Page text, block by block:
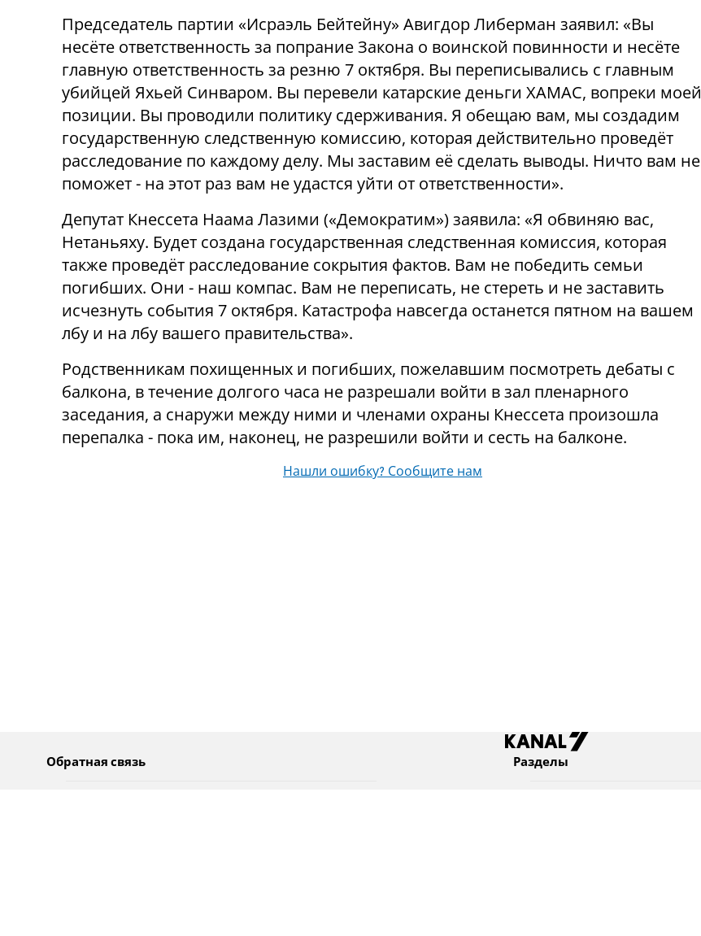
Председатель партии «Исраэль Бейтейну» Авигдор Либерман заявил: «Вы
несёте ответственность за попрание Закона о воинской повинности и несёте
главную ответственность за резню 7 октября. Вы переписывались с главным
убийцей Яхьей Синваром. Вы перевели катарские деньги ХАМАС, вопреки моей
позиции. Вы проводили политику сдерживания. Я обещаю вам, мы создадим
государственную следственную комиссию, которая действительно проведёт
расследование по каждому делу. Мы заставим её сделать выводы. Ничто вам не
поможет - на этот раз вам не удастся уйти от ответственности».
Депутат Кнессета Наама Лазими («Демократим») заявила: «Я обвиняю вас,
Нетаньяху. Будет создана государственная следственная комиссия, которая
также проведёт расследование сокрытия фактов. Вам не победить семьи
погибших. Они - наш компас. Вам не переписать, не стереть и не заставить
исчезнуть события 7 октября. Катастрофа навсегда останется пятном на вашем
лбу и на лбу вашего правительства».
Родственникам похищенных и погибших, пожелавшим посмотреть дебаты с
балкона, в течение долгого часа не разрешали войти в зал пленарного
заседания, а снаружи между ними и членами охраны Кнессета произошла
перепалка - пока им, наконец, не разрешили войти и сесть на балконе.
Нашли ошибку? Сообщите нам
Обратная связь Разделы